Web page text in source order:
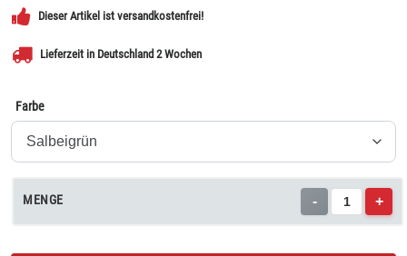
Dieser Artikel ist versandkostenfrei!
Lieferzeit in Deutschland 2 Wochen
Farbe
MENGE - +